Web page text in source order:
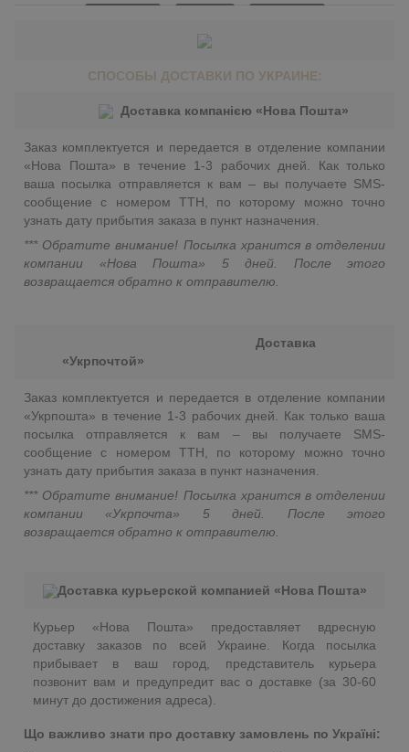
СПОСОБЫ ДОСТАВКИ ПО УКРАИНЕ:
Доставка компанією «Нова Пошта»
Заказ комплектуется и передается в отделение компании
«Нова Пошта» в течение 1-3 рабочих дней. Как только
ваша посылка отправляется к вам – вы получаете SMS-
сообщение с номером ТТН, по которому можно точно
узнать дату прибытия заказа в пункт назначения.
*** Обратите внимание! Посылка хранится в отделении
компании «Нова Пошта» 5 дней. После этого
возвращается обратно к отправителю.
Доставка
«Укрпочтой»
Заказ комплектуется и передается в отделение компании
«Укрпошта» в течение 1-3 рабочих дней. Как только ваша
посылка отправляется к вам – вы получаете SMS-
сообщение с номером ТТН, по которому можно точно
узнать дату прибытия заказа в пункт назначения.
*** Обратите внимание! Посылка хранится в отделении
компании «Укрпочта» 5 дней. После этого
возвращается обратно к отправителю.
Доставка курьерской компанией «Нова Пошта»
Курьер «Нова Пошта» предоставляет вдресную
доставку заказов по всей Украине. Когда посылка
прибывает в ваш город, представитель курьера
позвонит вам и предупредит вас о доставке (за 30-60
минут до достижения адреса).
Що важливо знати про доставку замовлень по Україні: